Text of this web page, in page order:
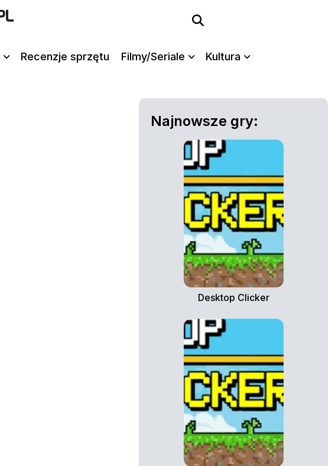
Recenzje sprzętu Filmy/Seriale Kultura
Najnowsze gry:
Desktop Clicker